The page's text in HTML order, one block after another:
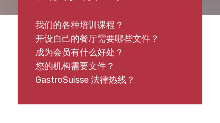
我们的各种培训课程？
开设自己的餐厅需要哪些文件？
成为会员有什么好处？
您的机构需要文件？
GastroSuisse 法律热线？